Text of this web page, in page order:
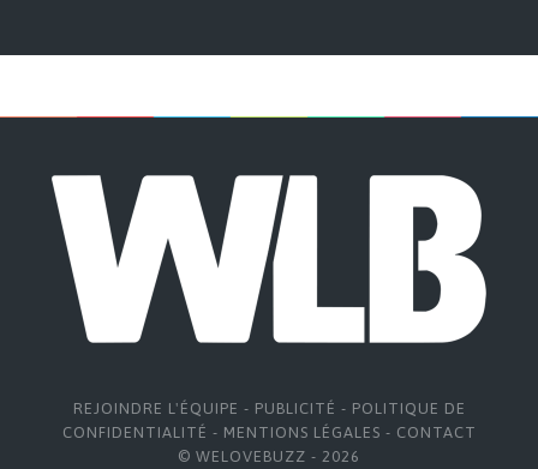
REJOINDRE L'ÉQUIPE - PUBLICITÉ - POLITIQUE DE
CONFIDENTIALITÉ - MENTIONS LÉGALES - CONTACT
© WELOVEBUZZ - 2026